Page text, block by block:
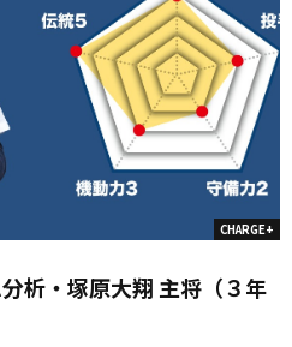
CHARGE+
析・塚原大翔 主将（３年